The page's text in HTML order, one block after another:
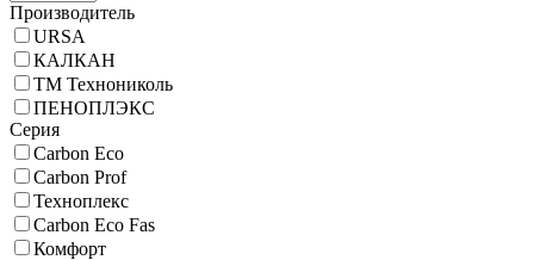
Производитель
URSA
КАЛКАН
ТМ Технониколь
ПЕНОПЛЭКС
Серия
Carbon Eco
Carbon Prof
Техноплекс
Carbon Eco Fas
Комфорт